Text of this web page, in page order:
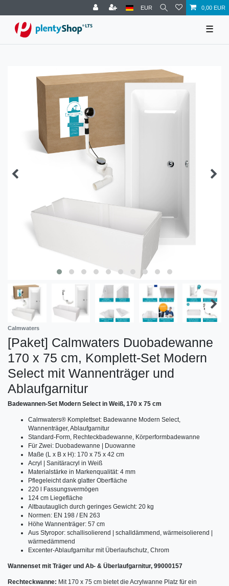
EUR 0,00 EUR
☰
Calmwaters
[Paket] Calmwaters Duobadewanne
170 x 75 cm, Komplett-Set Modern
Select mit Wannenträger und
Ablaufgarnitur
Badewannen-Set Modern Select in Weiß, 170 x 75 cm
Calmwaters® Komplettset: Badewanne Modern Select,
Wannenträger, Ablaufgarnitur
Standard-Form, Rechteckbadewanne, Körperformbadewanne
Für Zwei: Duobadewanne | Duowanne
Maße (L x B x H): 170 x 75 x 42 cm
Acryl | Sanitäracryl in Weiß
Materialstärke in Markenqualität: 4 mm
Pflegeleicht dank glatter Oberfläche
220 l Fassungsvermögen
124 cm Liegefläche
Altbautauglich durch geringes Gewicht: 20 kg
Normen: EN 198 / EN 263
Höhe Wannenträger: 57 cm
Aus Styropor: schallisolierend | schalldämmend, wärmeisolierend |
wärmedämmend
Excenter-Ablaufgarnitur mit Überlaufschutz, Chrom
Wannenset mit Träger und Ab- & Überlaufgarnitur, 99000157
Rechteckwanne: Mit 170 x 75 cm bietet die Acrylwanne Platz für ein